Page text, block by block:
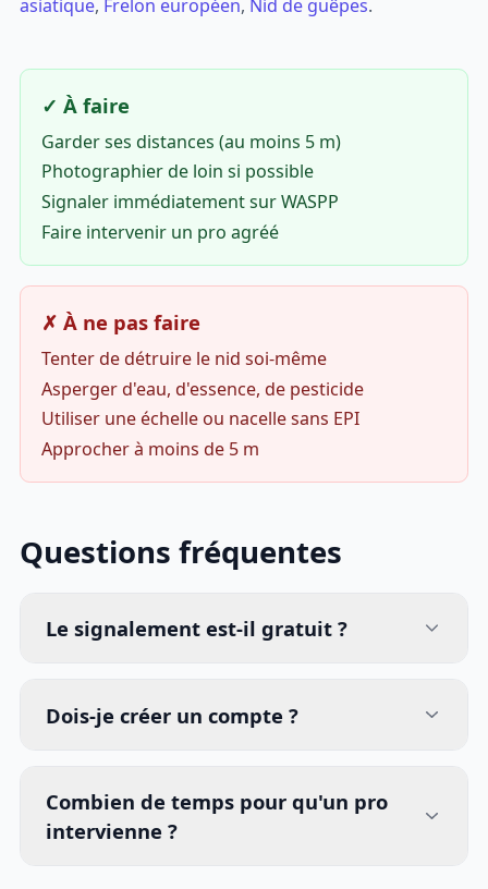
asiatique, Frelon européen, Nid de guêpes.
✓ À faire
Garder ses distances (au moins 5 m)
Photographier de loin si possible
Signaler immédiatement sur WASPP
Faire intervenir un pro agréé
✗ À ne pas faire
Tenter de détruire le nid soi-même
Asperger d'eau, d'essence, de pesticide
Utiliser une échelle ou nacelle sans EPI
Approcher à moins de 5 m
Questions fréquentes
Le signalement est-il gratuit ?
Dois-je créer un compte ?
Combien de temps pour qu'un pro
intervienne ?